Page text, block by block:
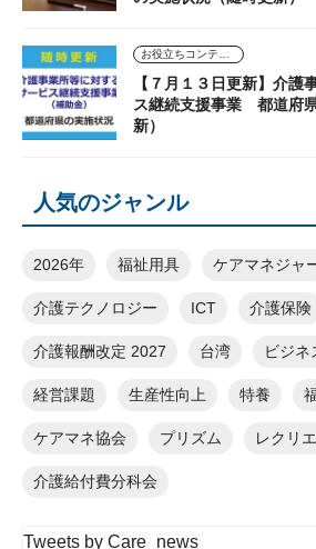
【７月１３日更新】介護
ス継続支援事業 都道府
新）
人気のジャンル
2026年 福祉用具 ケアマネジャ
介護テクノロジー ICT 介護保険
介護報酬改定 2027 台湾 ビジネ
経営課題 生産性向上 特養
ケアマネ協会 プリズム レクリ
介護給付費分科会
Tweets by Care_news